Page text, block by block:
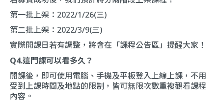
第一批上架：2022/1/26(三)
第二批上架：2022/3/9(三)
實際開課日若有調整，將會在「課程公告區」提醒大家！
Q4.這門課可以看多久？
開課後，即可使用電腦、手機及平板登入上線上課，不用
受到上課時間及地點的限制，皆可無限次數重複觀看課程
內容。